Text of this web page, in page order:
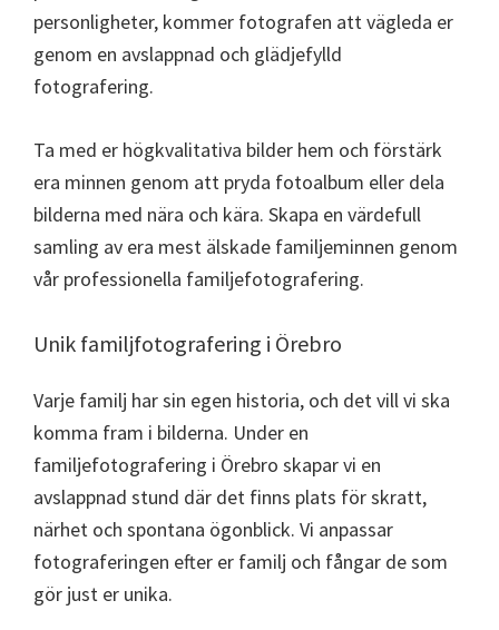
personligheter, kommer fotografen att vägleda er
genom en avslappnad och glädjefylld
fotografering.
Ta med er högkvalitativa bilder hem och förstärk
era minnen genom att pryda fotoalbum eller dela
bilderna med nära och kära. Skapa en värdefull
samling av era mest älskade familjeminnen genom
vår professionella familjefotografering.
Unik familjfotografering i Örebro
Varje familj har sin egen historia, och det vill vi ska
komma fram i bilderna. Under en
familjefotografering i Örebro skapar vi en
avslappnad stund där det finns plats för skratt,
närhet och spontana ögonblick. Vi anpassar
fotograferingen efter er familj och fångar de som
gör just er unika.